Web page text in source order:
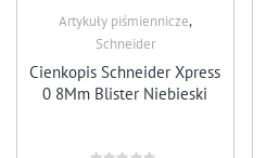
Artykuły piśmiennicze,
Schneider
Cienkopis Schneider Xpress
0 8Mm Blister Niebieski